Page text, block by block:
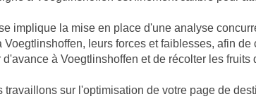
implique la mise en place d'une analyse
Voegtlinshoffen, leurs forces et faiblesses, afin
d'avance à Voegtlinshoffen et de récolter les
travaillons sur l'optimisation de votre page de